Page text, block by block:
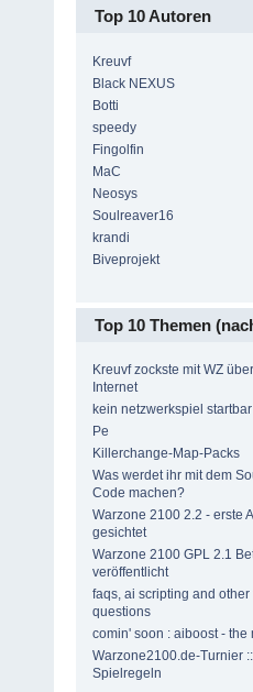
Top 10 Autoren
Kreuvf
Black NEXUS
Botti
speedy
Fingolfin
MaC
Neosys
Soulreaver16
krandi
Biveprojekt
Top 10 Themen
Kreuvf zockste mit WZ über
Internet
kein netzwerkspiel startbar
Pe
Killerchange-Map-Packs
Was werdet ihr mit dem
Code machen?
Warzone 2100 2.2 - erste
gesichtet
Warzone 2100 GPL 2.1
veröffentlicht
faqs, ai scripting and other
questions
comin' soon : aiboost - the
Warzone2100.de-Turnier
Spielregeln